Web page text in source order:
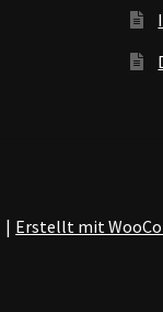
Erstellt mit